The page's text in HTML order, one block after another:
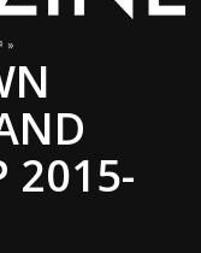
»
2015-